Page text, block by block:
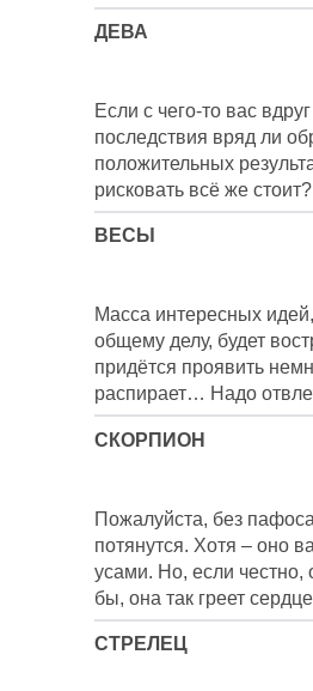
ДЕВА
Если с чего-то вас
последствия вряд ли
положительных
рисковать всё же стоит?
ВЕСЫ
Масса интересных
общему делу, будет
придётся проявить
распирает… Надо
СКОРПИОН
Пожалуйста, без
потянутся. Хотя – оно
усами. Но, если честно,
бы, она так греет
СТРЕЛЕЦ